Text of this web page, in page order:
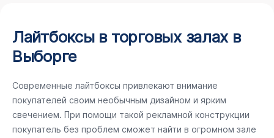
Лайтбоксы в торговых залах в
Выборге
Современные лайтбоксы привлекают внимание
покупателей своим необычным дизайном и ярким
свечением. При помощи такой рекламной конструкции
покупатель без проблем сможет найти в огромном зале